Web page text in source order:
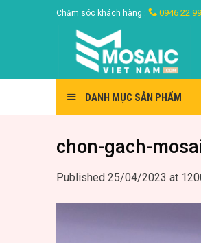
Chăm sóc khách hàng : 0946 22
DANH MỤC SẢN PHẨM
chon-gach-
Published 25/04/2023 at